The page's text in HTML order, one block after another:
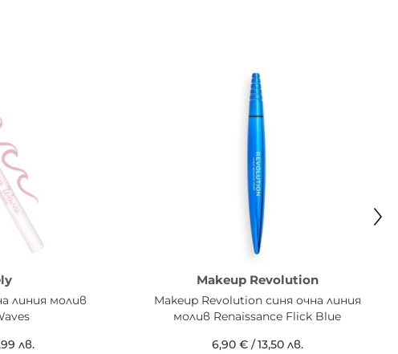
линия молив
лв.
Makeup Revolution
Makeup Revolution синя очна линия
молив Renaissance Flick Blue
6,90 €/13,50 лв.